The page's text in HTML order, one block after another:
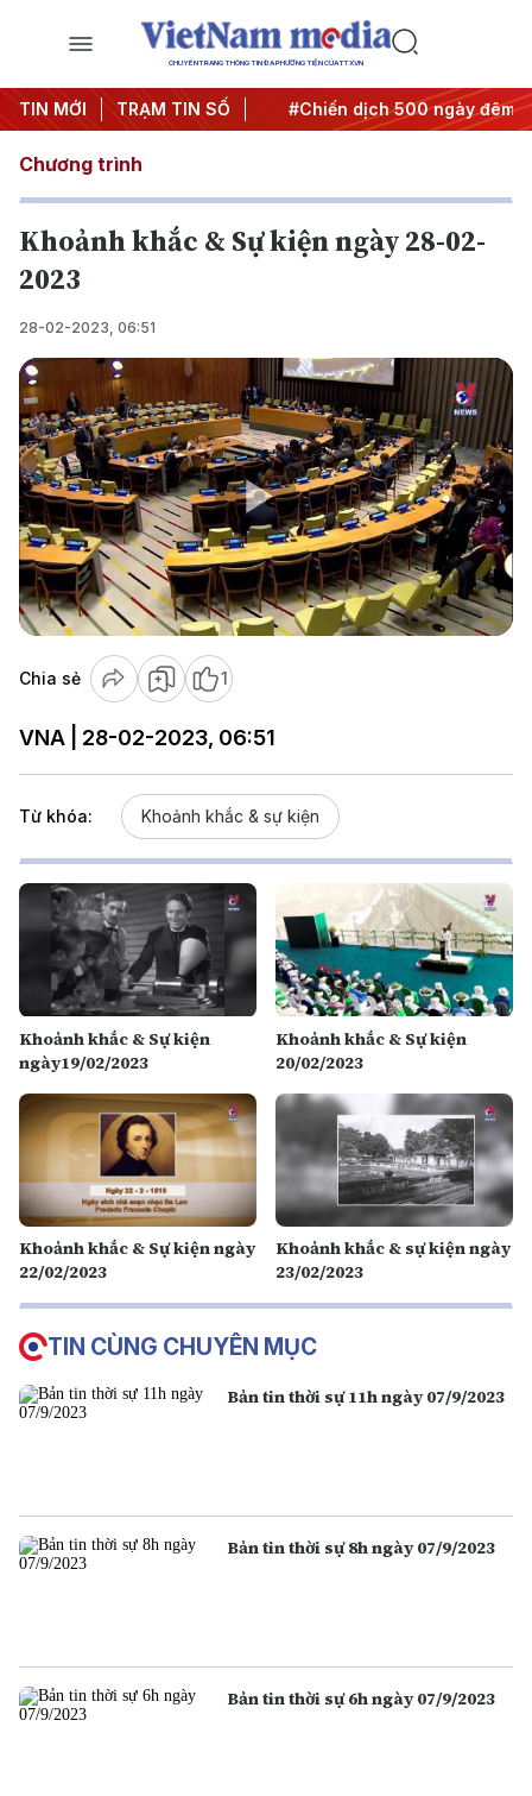
CHUYÊN TRANG THÔNG TIN ĐA PHƯƠNG TIỆN CỦA TTXVN
TIN MỚI TRẠM TIN SỐ
quyết thành hành động #Chiến dịch 500 ngày đêm
Chương trình
Khoảnh khắc & Sự kiện ngày 28-02-
2023
28-02-2023, 06:51
Play
Video
Chia sẻ 1
VNA | 28-02-2023, 06:51
Từ khóa: Khoảnh khắc & sự kiện
Khoảnh khắc & Sự kiện
ngày19/02/2023
Khoảnh khắc & Sự kiện
20/02/2023
Khoảnh khắc & Sự kiện ngày
22/02/2023
Khoảnh khắc & sự kiện ngày
23/02/2023
TIN CÙNG CHUYÊN MỤC
Bản tin thời sự 11h ngày 07/9/2023
Bản tin thời sự 8h ngày 07/9/2023
Bản tin thời sự 6h ngày 07/9/2023